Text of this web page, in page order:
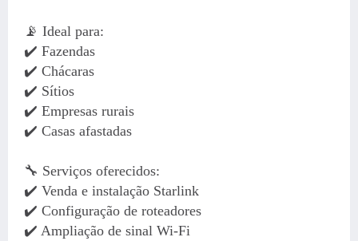
📡 Ideal para:
✔️ Fazendas
✔️ Chácaras
✔️ Sítios
✔️ Empresas rurais
✔️ Casas afastadas
🔧 Serviços oferecidos:
✔️ Venda e instalação Starlink
✔️ Configuração de roteadores
✔️ Ampliação de sinal Wi-Fi